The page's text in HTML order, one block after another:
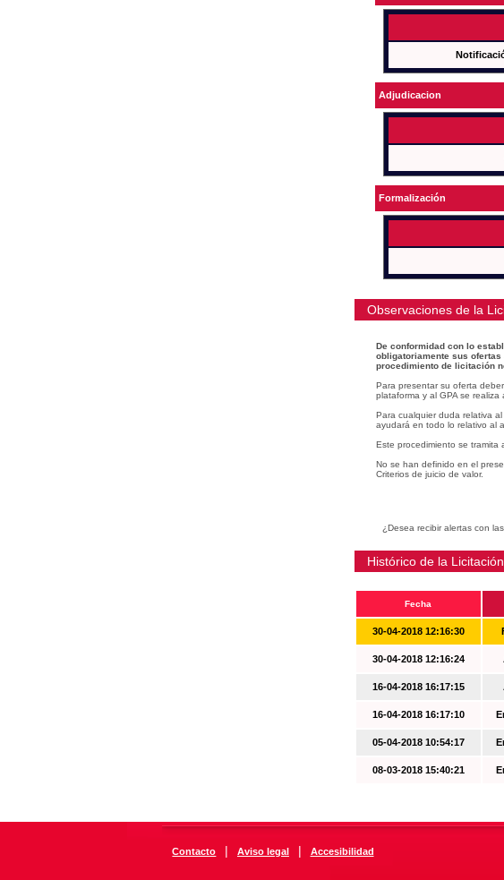
Adjudicacion
Formalización
Observaciones de la
De conformidad con lo
obligatoriamente sus
procedimiento de licitación
Para presentar su oferta
plataforma y al GPA se
Para cualquier duda relativa
ayudará en todo lo relativo al
Este procedimiento se
No se han definido en el
Criterios de juicio de valor.
¿Desea recibir alertas con
Histórico de la Licitación
Fecha
30-04-2018 12:16:30
30-04-2018 12:16:24
16-04-2018 16:17:15
16-04-2018 16:17:10
05-04-2018 10:54:17
08-03-2018 15:40:21
Contacto | Aviso legal | Accesibilidad